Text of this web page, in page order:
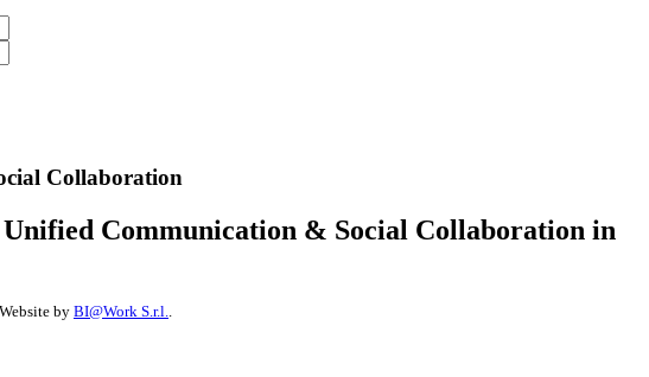
Collaboration
Communication & Social Collaboration in
byBI@Work S.r.l..